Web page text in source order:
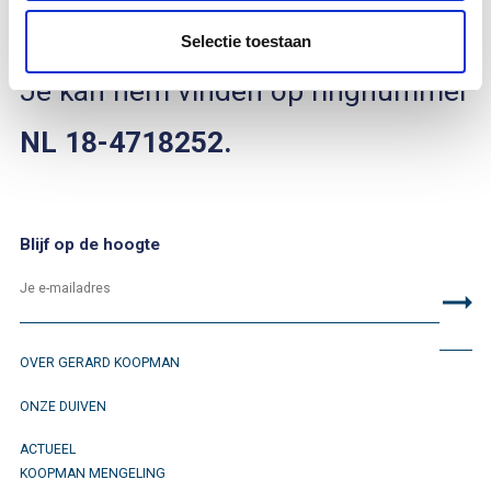
Selectie toestaan
Je kan hem vinden op ringnummer
NL 18-4718252.
Blijf op de hoogte
OVER GERARD KOOPMAN
ONZE DUIVEN
ACTUEEL
KOOPMAN MENGELING